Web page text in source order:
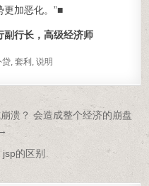
更加恶化。”■
行长，高级经济师
贷, 套利 , 说明
溃？ 会造成整个经济的崩盘
的区别